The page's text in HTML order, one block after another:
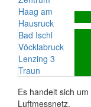
Haag am
Hausruck
Bad Ischl
Vöcklabruck
Lenzing 3
Traun
Es handelt sich
Luftmessnetz.